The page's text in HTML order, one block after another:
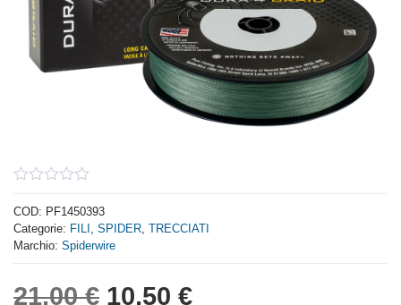
out
of
5
COD: PF1450393
Categorie: FILI , SPIDER, TRECCIATI
Marchio: Spiderwire
21,00€ Il prezzo originale era:
10,50 €Il prezzo attuale